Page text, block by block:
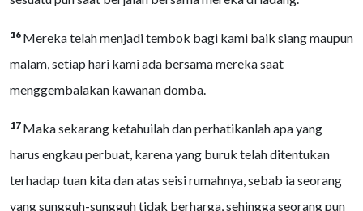
16 Mereka telah menjadi tembok bagi kami baik siang maupun
malam, setiap hari kami ada bersama mereka saat
menggembalakan kawanan domba.
17 Maka sekarang ketahuilah dan perhatikanlah apa yang
harus engkau perbuat, karena yang buruk telah ditentukan
terhadap tuan kita dan atas seisi rumahnya, sebab ia seorang
yang sungguh-sungguh tidak berharga, sehingga seorang pun